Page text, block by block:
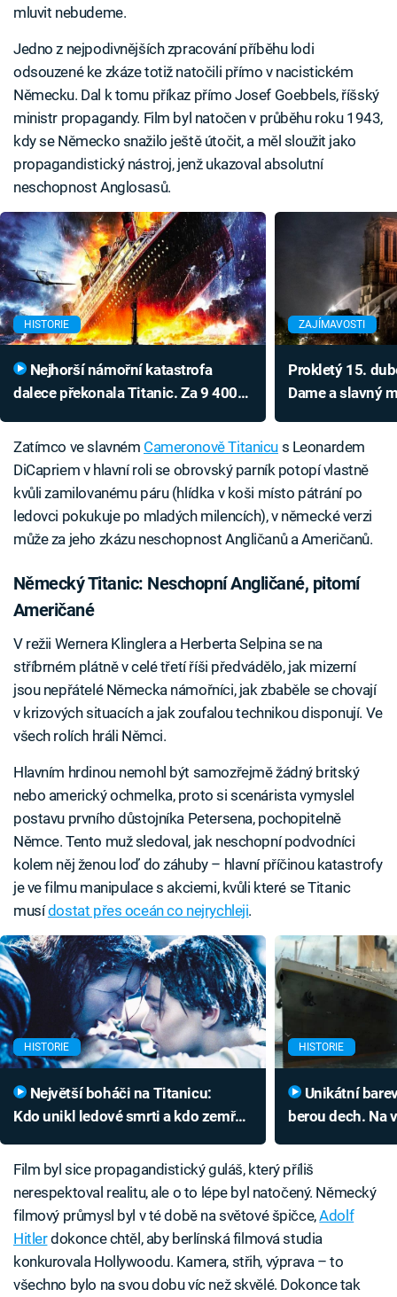
mluvit nebudeme.
Jedno z nejpodivnějších zpracování příběhu lodi
odsouzené ke zkáze totiž natočili přímo v nacistickém
Německu. Dal k tomu příkaz přímo Josef Goebbels, říšský
ministr propagandy. Film byl natočen v průběhu roku 1943,
kdy se Německo snažilo ještě útočit, a měl sloužit jako
propagandistický nástroj, jenž ukazoval absolutní
neschopnost Anglosasů.
HISTORIE
dalece překonala Titanic. Za 9 400
ZAJÍMAVOSTI
Prokletý 15.
Dame a slavný
Zatímco ve slavném Cameronově Titanicus Leonardem
DiCapriem v hlavní roli se obrovský parník potopí vlastně
kvůli zamilovanému páru (hlídka v koši místo pátrání po
ledovci pokukuje po mladých milencích), v německé verzi
může za jeho zkázu neschopnost Angličanů a Američanů.
Německý Titanic: Neschopní Angličané, pitomí
Američané
V režii Wernera Klinglera a Herberta Selpina se na
stříbrném plátně v celé třetí říši předvádělo, jak mizerní
jsou nepřátelé Německa námořníci, jak zbaběle se chovají
v krizových situacích a jak zoufalou technikou disponují. Ve
všech rolích hráli Němci.
Hlavním hrdinou nemohl být samozřejmě žádný britský
nebo americký ochmelka, proto si scenárista vymyslel
postavu prvního důstojníka Petersena, pochopitelně
Němce. Tento muž sledoval, jak neschopní podvodníci
kolem něj ženou loď do záhuby – hlavní příčinou katastrofy
je ve filmu manipulace s akciemi, kvůli které se Titanic
musídostat přes oceán co nejrychleji.
HISTORIE
Kdo unikl ledové smrti a kdo zemřel
HISTORIE
berou dech. Na
Film byl sice propagandistický guláš, který příliš
nerespektoval realitu, ale o to lépe byl natočený. Německý
filmový průmysl byl v té době na světové špičce,Adolf
Hitlerdokonce chtěl, aby berlínská filmová studia
konkurovala Hollywoodu. Kamera, střih, výprava – to
všechno bylo na svou dobu víc než skvělé. Dokonce tak